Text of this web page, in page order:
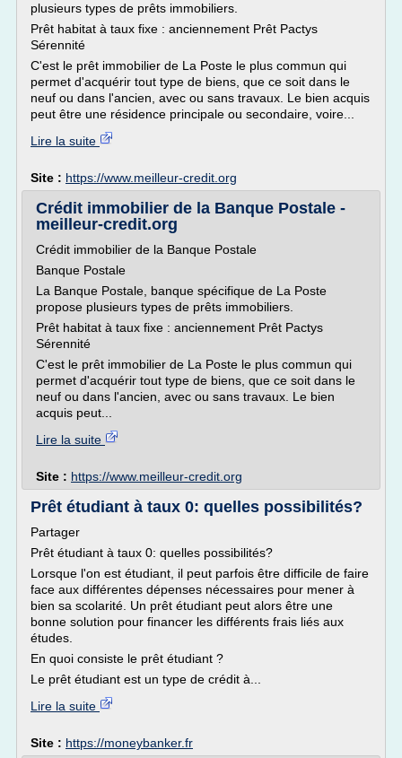
plusieurs types de prêts immobiliers.
Prêt habitat à taux fixe : anciennement Prêt Pactys
Sérennité
C'est le prêt immobilier de La Poste le plus commun qui
permet d'acquérir tout type de biens, que ce soit dans le
neuf ou dans l'ancien, avec ou sans travaux. Le bien acquis
peut être une résidence principale ou secondaire, voire...
Lire la suite
Site : https://www.meilleur-credit.org
Crédit immobilier de la Banque Postale -
meilleur-credit.org
Crédit immobilier de la Banque Postale
Banque Postale
La Banque Postale, banque spécifique de La Poste
propose plusieurs types de prêts immobiliers.
Prêt habitat à taux fixe : anciennement Prêt Pactys
Sérennité
C'est le prêt immobilier de La Poste le plus commun qui
permet d'acquérir tout type de biens, que ce soit dans le
neuf ou dans l'ancien, avec ou sans travaux. Le bien
acquis peut...
Lire la suite
Site : https://www.meilleur-credit.org
Prêt étudiant à taux 0: quelles possibilités?
Partager
Prêt étudiant à taux 0: quelles possibilités?
Lorsque l'on est étudiant, il peut parfois être difficile de faire
face aux différentes dépenses nécessaires pour mener à
bien sa scolarité. Un prêt étudiant peut alors être une
bonne solution pour financer les différents frais liés aux
études.
En quoi consiste le prêt étudiant ?
Le prêt étudiant est un type de crédit à...
Lire la suite
Site : https://moneybanker.fr